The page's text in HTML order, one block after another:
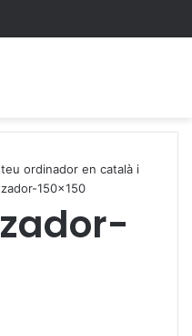
ordinador en català i
150×150